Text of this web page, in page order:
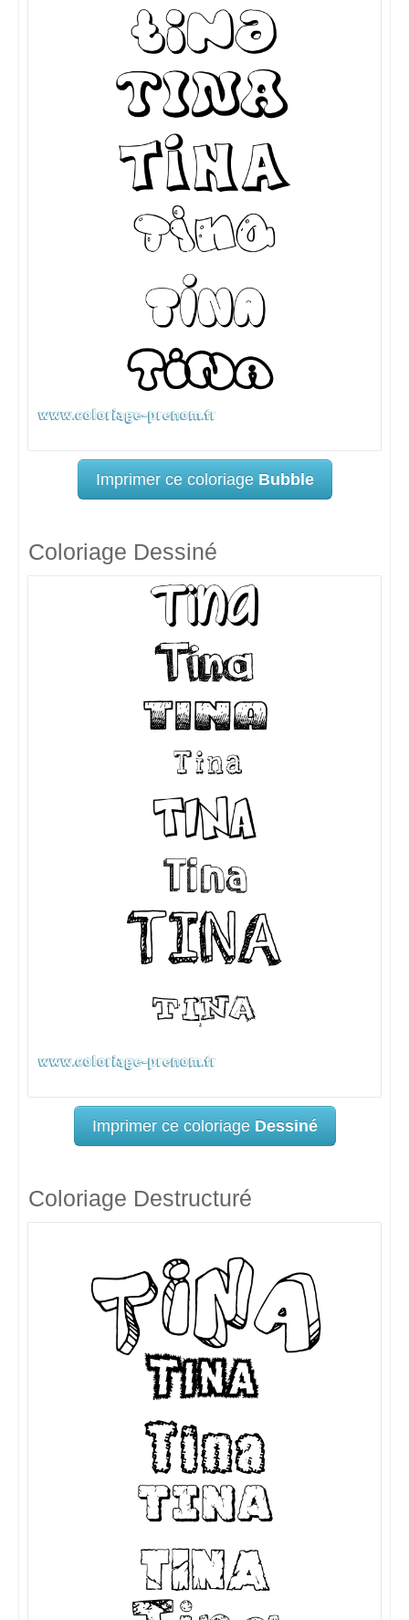
Imprimer ce coloriage Bubble
Coloriage Dessiné
Imprimer ce coloriage Dessiné
Coloriage Destructuré